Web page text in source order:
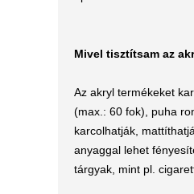
Mivel tisztítsam az
Az akryl termékeket
(max.: 60 fok), puha
karcolhatják,
anyaggal lehet
tárgyak, mint pl.